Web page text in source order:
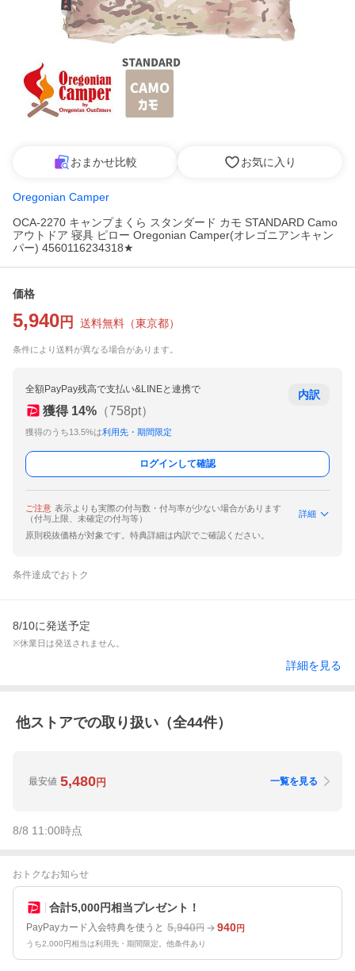
おまかせ比較 お気に入り
Oregonian Camper
OCA-2270 キャンプまくら スタンダード カモ STANDARD Camo
アウトドア 寝具 ピロー Oregonian Camper(オレゴニアンキャン
パー) 4560116234318★
価格
5,940 円 送料無料 （東京都）
条件により送料が異なる場合があります。
全額PayPay残高で支払い&LINEと連携で
獲得 14% （758pt）
獲得のうち13.5%は利用先・期間限定
内訳
ログインして確認
ご注意 表示よりも実際の付与数・付与率が少ない場合があります
（付与上限、未確定の付与等）
詳細
原則税抜価格が対象です。特典詳細は内訳でご確認ください。
条件達成でおトク
8/10に発送予定
※休業日は発送されません。
詳細を見る
他ストアでの取り扱い（全44件）
最安値 5,480円 一覧を見る
8/8 11:00時点
おトクなお知らせ
合計5,000円相当プレゼント！
PayPayカード入会特典を使うと 5,940円 940円
うち2,000円相当は利用先・期間限定。他条件あり